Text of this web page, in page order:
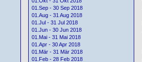
01.Sep - 30 Sep 2018
01.Aug - 31 Aug 2018
01.Jul - 31 Jul 2018
01.Jun - 30 Jun 2018
01.Mai - 31 Mai 2018
01.Apr - 30 Apr 2018
01.Mär - 31 Mär 2018
01.Feb - 28 Feb 2018